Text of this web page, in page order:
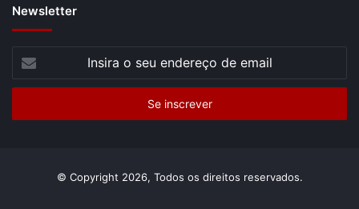
Newsletter
seu
de
© Copyright 2026, Todos os direitos reservados.